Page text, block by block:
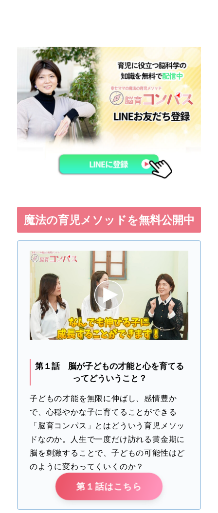
魔法の育児メソッドを無料公開中
第１話 脳が子どもの才能と心を育てる
ってどういうこと？
子どもの才能を無限に伸ばし、感情豊か
で、心穏やかな子に育てることができる
「脳育コンパス」とはどういう育児メソッ
ドなのか。人生で一度だけ訪れる黄金期に
脳を刺激することで、子どもの可能性はど
のように変わってくいくのか？
第１話はこちら